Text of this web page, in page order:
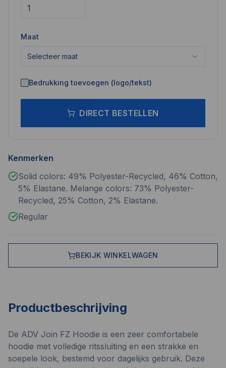
Maat
Selecteer maat
Bedrukking toevoegen (logo/tekst)
DIRECT BESTELLEN
Kenmerken
Solid colors: 49% Polyester-Recycled, 46% Cotton,
5% Elastane. Melange colors: 73% Polyester-
Recycled, 25% Cotton, 2% Elastane.
Regular
BEKIJK WINKELWAGEN
Productbeschrijving
De ADV Join FZ Hoodie is een zeer comfortabele
hoodie met volledige ritssluiting en een strakke en
soepele look, bestemd voor dagelijks gebruik. Deze